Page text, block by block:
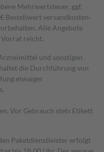
Mehrwertsteuer, ggf.
€ Bestell­wert versand­kosten­
Alle Angebote
Vorrat reicht.
und sonstigen
die Durchführung von
etwaiger
Vor Gebrauch stets Etikett
Paketdienstleister erfolgt